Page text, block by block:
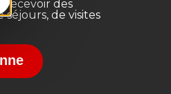
recevoir des
séjours, de visites